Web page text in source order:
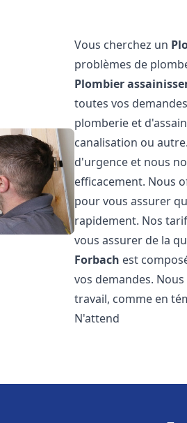
Vous cherchez un
problèmes de
Plombier
toutes vos
plomberie et
canalisation ou
d'urgence et nous
efficacement. Nous
pour vous assurer
rapidement. Nos
vous assurer de la
Forbach est
vos demandes.
travail, comme en
N'attend